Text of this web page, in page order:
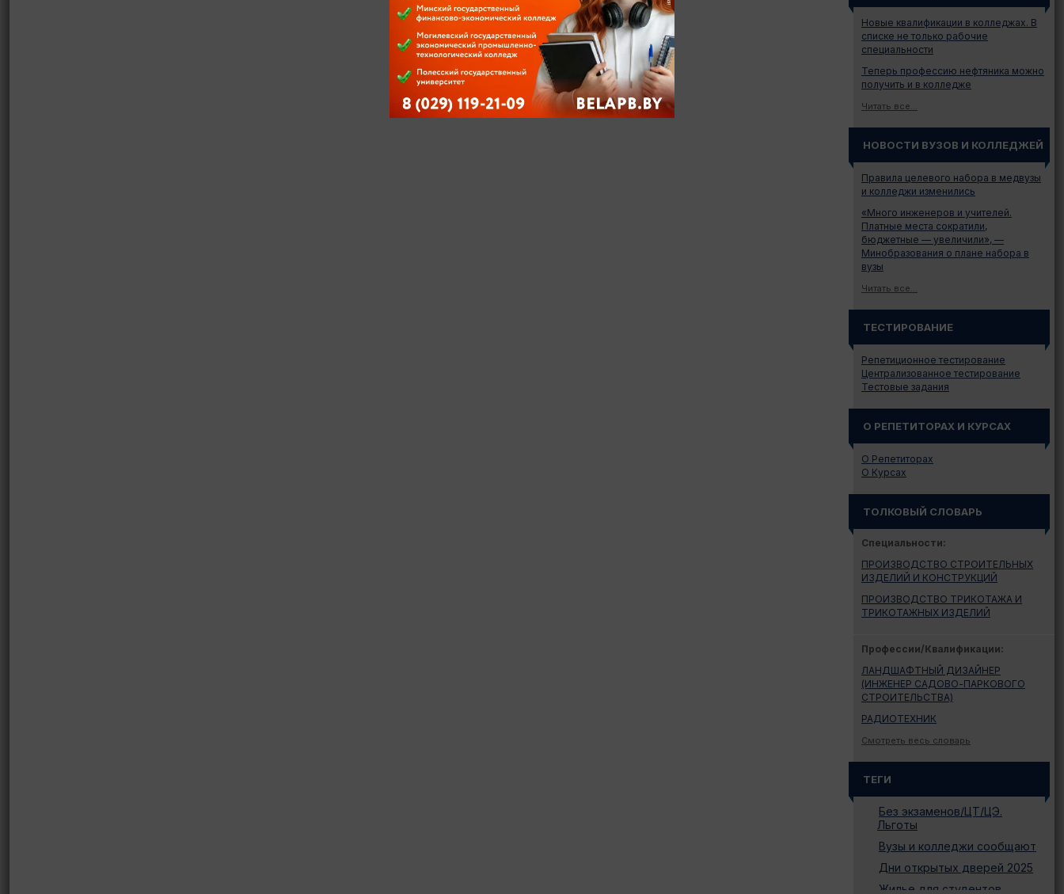
Новые квалификации в колледжах. В
списке не только рабочие
специальности
Теперь профессию нефтяника можно
получить и в колледже
Читать все...
НОВОСТИ ВУЗОВ И КОЛЛЕДЖЕЙ
Правила целевого набора в медвузы
и колледжи изменились
«Много инженеров и учителей.
Платные места сократили,
бюджетные — увеличили», —
Минобразования о плане набора в
вузы
Читать все...
ТЕСТИРОВАНИЕ
Репетиционное тестирование
Централизованное тестирование
Тестовые задания
О РЕПЕТИТОРАХ И КУРСАХ
О Репетиторах
О Курсах
ТОЛКОВЫЙ СЛОВАРЬ
Специальности:
ПРОИЗВОДСТВО СТРОИТЕЛЬНЫХ
ИЗДЕЛИЙ И КОНСТРУКЦИЙ
ПРОИЗВОДСТВО ТРИКОТАЖА И
ТРИКОТАЖНЫХ ИЗДЕЛИЙ
Профессии/Квалификации:
ЛАНДШАФТНЫЙ ДИЗАЙНЕР
(ИНЖЕНЕР САДОВО-ПАРКОВОГО
СТРОИТЕЛЬСТВА)
РАДИОТЕХНИК
Смотреть весь словарь
ТЕГИ
Без экзаменов/ЦТ/ЦЭ.
Льготы
Вузы и колледжи сообщают
Дни открытых дверей 2025
Жилье для студентов